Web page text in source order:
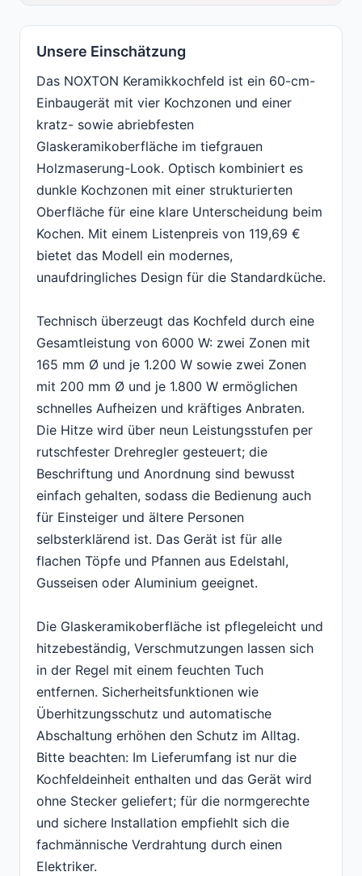
Unsere Einschätzung
Das NOXTON Keramikkochfeld ist ein 60-cm-
Einbaugerät mit vier Kochzonen und einer
kratz- sowie abriebfesten
Glaskeramikoberfläche im tiefgrauen
Holzmaserung-Look. Optisch kombiniert es
dunkle Kochzonen mit einer strukturierten
Oberfläche für eine klare Unterscheidung beim
Kochen. Mit einem Listenpreis von 119,69 €
bietet das Modell ein modernes,
unaufdringliches Design für die Standardküche.
Technisch überzeugt das Kochfeld durch eine
Gesamtleistung von 6000 W: zwei Zonen mit
165 mm Ø und je 1.200 W sowie zwei Zonen
mit 200 mm Ø und je 1.800 W ermöglichen
schnelles Aufheizen und kräftiges Anbraten.
Die Hitze wird über neun Leistungsstufen per
rutschfester Drehregler gesteuert; die
Beschriftung und Anordnung sind bewusst
einfach gehalten, sodass die Bedienung auch
für Einsteiger und ältere Personen
selbsterklärend ist. Das Gerät ist für alle
flachen Töpfe und Pfannen aus Edelstahl,
Gusseisen oder Aluminium geeignet.
Die Glaskeramikoberfläche ist pflegeleicht und
hitzebeständig, Verschmutzungen lassen sich
in der Regel mit einem feuchten Tuch
entfernen. Sicherheitsfunktionen wie
Überhitzungsschutz und automatische
Abschaltung erhöhen den Schutz im Alltag.
Bitte beachten: Im Lieferumfang ist nur die
Kochfeldeinheit enthalten und das Gerät wird
ohne Stecker geliefert; für die normgerechte
und sichere Installation empfiehlt sich die
fachmännische Verdrahtung durch einen
Elektriker.